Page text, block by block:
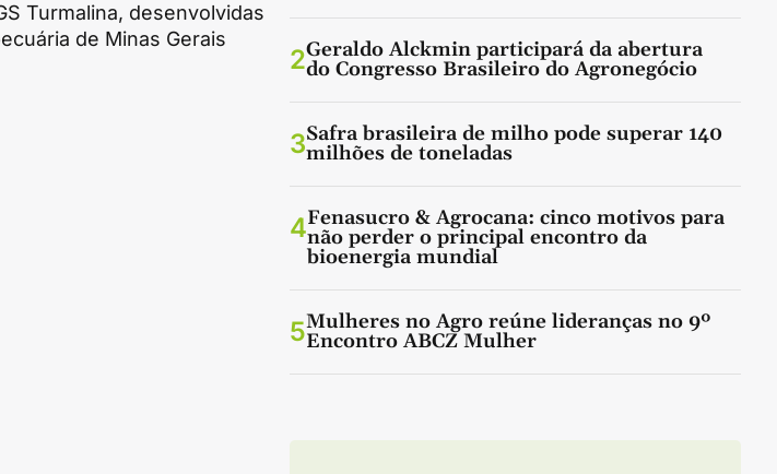
Turmalina, desenvolvidas
de Minas Gerais
2Geraldo Alckmin participará da abertura
do Congresso Brasileiro do Agronegócio
3Safra brasileira de milho pode superar 140
milhões de toneladas
4Fenasucro & Agrocana: cinco motivos para
não perder o principal encontro da
bioenergia mundial
5Mulheres no Agro reúne lideranças no 9º
Encontro ABCZ Mulher